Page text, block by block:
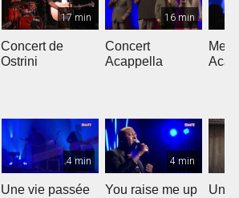
17 min
Concert de
Ostrini
16 min
Concert
Acappella
4 min
Une vie passée
4 min
You raise me up
Une